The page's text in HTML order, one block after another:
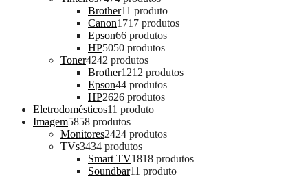
Brother11 produto
Canon1717 produtos
Epson66 produtos
HP5050 produtos
Toner4242 produtos
Brother1212 produtos
Epson44 produtos
HP2626 produtos
Eletrodomésticos11 produto
Imagem5858 produtos
Monitores2424 produtos
TVs3434 produtos
Smart TV1818 produtos
Soundbar11 produto